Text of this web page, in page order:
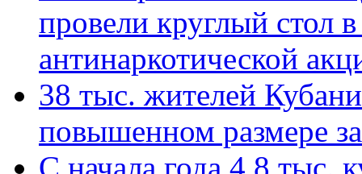
провели круглый стол
антинаркотической
38 тыс. жителей
повышенном размере